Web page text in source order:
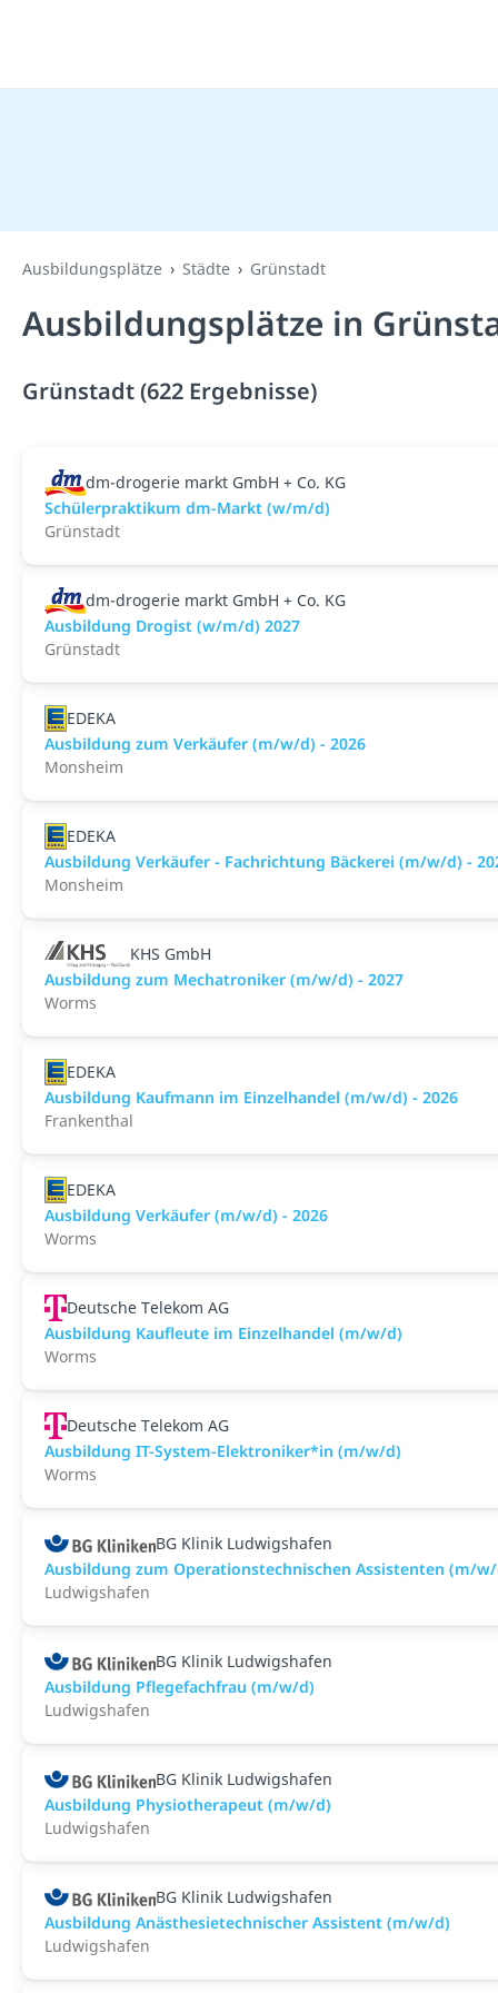
Ausbildungsplätze Städte Grünstadt
Ausbildungsplätze in
Grünstadt (622 Ergebnisse)
dm-drogerie markt GmbH + Co. KG
Schülerpraktikum dm-Markt (w/m/d)
Grünstadt
dm-drogerie markt GmbH + Co. KG
Ausbildung Drogist (w/m/d) 2027
Grünstadt
EDEKA
Ausbildung zum Verkäufer (m/w/d) - 2026
Monsheim
EDEKA
Ausbildung Verkäufer - Fachrichtung Bäckerei (m/w/d) -
Monsheim
KHS GmbH
Ausbildung zum Mechatroniker (m/w/d) - 2027
Worms
EDEKA
Ausbildung Kaufmann im Einzelhandel (m/w/d) - 2026
Frankenthal
EDEKA
Ausbildung Verkäufer (m/w/d) - 2026
Worms
Deutsche Telekom AG
Ausbildung Kaufleute im Einzelhandel (m/w/d)
Worms
Deutsche Telekom AG
Ausbildung IT-System-Elektroniker*in (m/w/d)
Worms
BG Klinik Ludwigshafen
Ausbildung zum Operationstechnischen Assistenten (m/
Ludwigshafen
BG Klinik Ludwigshafen
Ausbildung Pflegefachfrau (m/w/d)
Ludwigshafen
BG Klinik Ludwigshafen
Ausbildung Physiotherapeut (m/w/d)
Ludwigshafen
BG Klinik Ludwigshafen
Ausbildung Anästhesietechnischer Assistent (m/w/d)
Ludwigshafen